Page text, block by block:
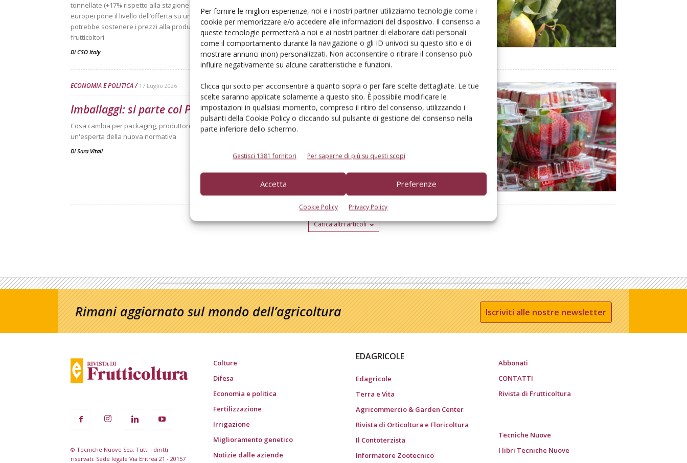
Per fornire le migliori esperienze, noi e i nostri partner utilizziamo tecnologie come i
cookie per memorizzare e/o accedere alle informazioni del dispositivo. Il consenso a
queste tecnologie permetterà a noi e ai nostri partner di elaborare dati personali
come il comportamento durante la navigazione o gli ID univoci su questo sito e di
mostrare annunci (non) personalizzati. Non acconsentire o ritirare il consenso può
influire negativamente su alcune caratteristiche e funzioni.
Clicca qui sotto per acconsentire a quanto sopra o per fare scelte dettagliate. Le tue
scelte saranno applicate solamente a questo sito. È possibile modificare le
impostazioni in qualsiasi momento, compreso il ritiro del consenso, utilizzando i
pulsanti della Cookie Policy o cliccando sul pulsante di gestione del consenso nella
parte inferiore dello schermo.
Gestisci 1381 fornitori Per saperne di più su questi scopi
Accetta Preferenze
Cookie Policy Privacy Policy
tonnellate (+17% rispetto alla stagione precedente). La produttività attesa anche per gli altri paesi
europei pone il livello dell’offerta su un livello simile a quello della scorsa annata. Fattore che
potrebbe sostenere i prezzi alla produzione e garantire una boccata d'ossigeno per la redditività dei
frutticoltori
Di CSO Italy
ECONOMIA E POLITICA 17 Luglio 2026
Imballaggi: si parte col Ppwr
Cosa cambia per packaging, produttori e filiera ortofrutticola a partire dal 12 agosto. Intervista a
un'esperta della nuova normativa
Di Sara Vitali
Carica altri articoli
Rimani aggiornato sul mondo dell’agricoltura Iscriviti alle nostre newsletter
© Tecniche Nuove Spa. Tutti i diritti
riservati. Sede legale Via Eritrea 21 - 20157
Colture
Difesa
Economia e politica
Fertilizzazione
Irrigazione
Miglioramento genetico
Notizie dalle aziende
EDAGRICOLE
Edagricole
Terra e Vita
Agricommercio & Garden Center
Rivista di Orticoltura e Floricoltura
Il Contoterzista
Informatore Zootecnico
Abbonati
CONTATTI
Rivista di Frutticoltura
Tecniche Nuove
I libri Tecniche Nuove